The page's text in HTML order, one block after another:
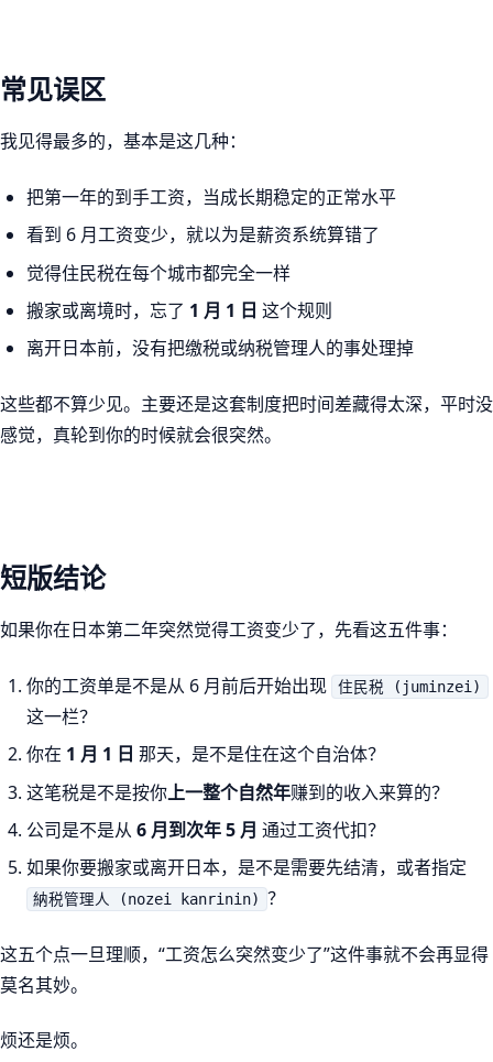
常见误区
我见得最多的，基本是这几种：
把第一年的到手工资，当成长期稳定的正常水平
看到 6 月工资变少，就以为是薪资系统算错了
觉得住民税在每个城市都完全一样
搬家或离境时，忘了 1 月 1 日 这个规则
离开日本前，没有把缴税或纳税管理人的事处理掉
这些都不算少见。主要还是这套制度把时间差藏得太深，平时没
感觉，真轮到你的时候就会很突然。
短版结论
如果你在日本第二年突然觉得工资变少了，先看这五件事：
你的工资单是不是从 6 月前后开始出现 住民税 (juminzei)
这一栏？
你在 1 月 1 日 那天，是不是住在这个自治体？
这笔税是不是按你上一整个自然年赚到的收入来算的？
公司是不是从 6 月到次年 5 月 通过工资代扣？
如果你要搬家或离开日本，是不是需要先结清，或者指定
納税管理人 (nozei kanrinin) ？
这五个点一旦理顺，“工资怎么突然变少了”这件事就不会再显得
莫名其妙。
烦还是烦。